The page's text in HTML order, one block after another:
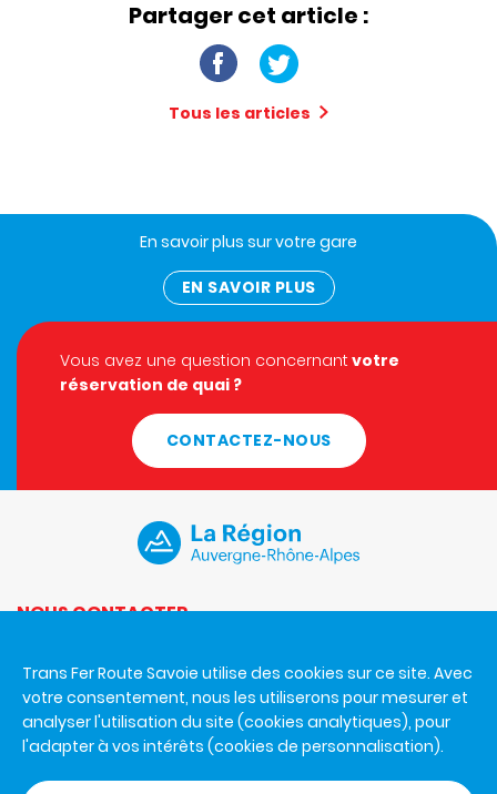
Partager cet article :
Tous les articles
En savoir plus sur votre gare
EN SAVOIR PLUS
Vous avez une question concernant votre
réservation de quai ?
CONTACTEZ-NOUS
NOUS CONTACTER
Trans Fer Route Savoie
926 A avenue de la Houille Blanche
73000 Chambéry
Trans Fer Route Savoie utilise des cookies sur ce site. Avec
votre consentement, nous les utiliserons pour mesurer et
analyser l'utilisation du site (cookies analytiques), pour
l'adapter à vos intérêts (cookies de personnalisation).